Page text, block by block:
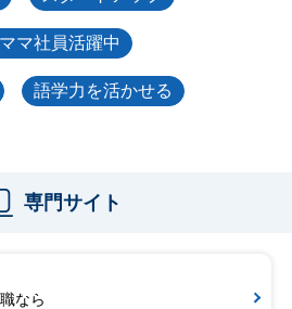
マ社員活躍中
語学力を活かせる
専門サイト
なら